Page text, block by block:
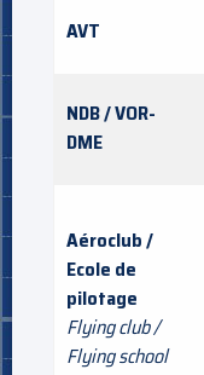
AVT
NDB / VOR-
DME
Aéroclub /
Ecole de
pilotage
Flying club /
Flying school